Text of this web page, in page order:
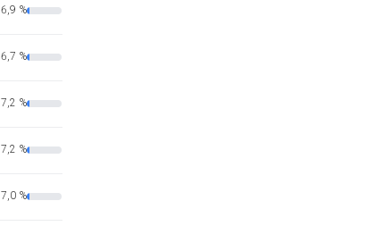
6,9 %
6,7 %
7,2 %
7,2 %
7,0 %